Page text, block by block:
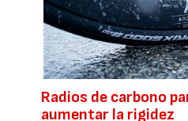
Radios de carbono
aumentar la rigidez